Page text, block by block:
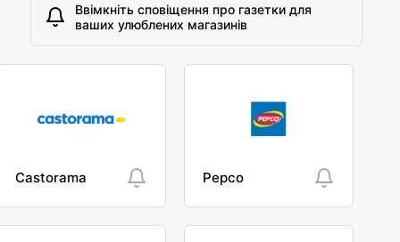
Ввімкніть сповіщення про газетки для
ваших улюблених магазинів
Castorama Pepco